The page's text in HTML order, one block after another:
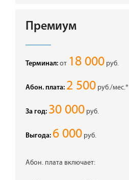
Премиум
Терминал: от 18 000 руб.
Абон. плата: 2 500 руб./мес.*
За год: 30 000 руб.
Выгода: 6 000 руб.
Абон. плата включает: